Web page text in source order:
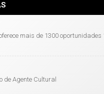
mais de 1300
de Agente Cultural